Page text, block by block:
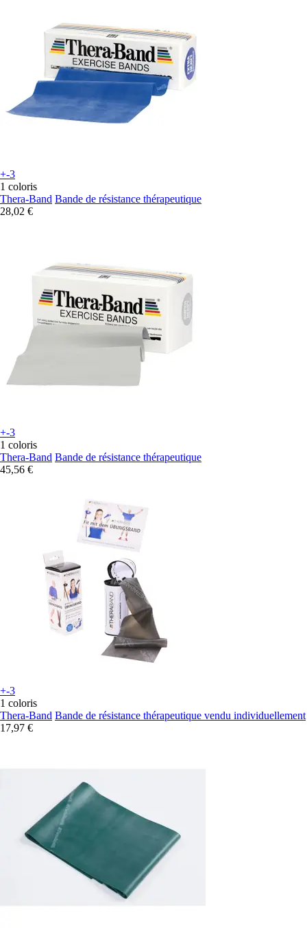
+-3
1 coloris
Thera-Band Bande de résistance thérapeutique
28,02 €
+-3
1 coloris
Thera-Band Bande de résistance thérapeutique
45,56 €
+-3
1 coloris
Thera-Band Bande de résistance thérapeutique vendu individuellement
17,97 €